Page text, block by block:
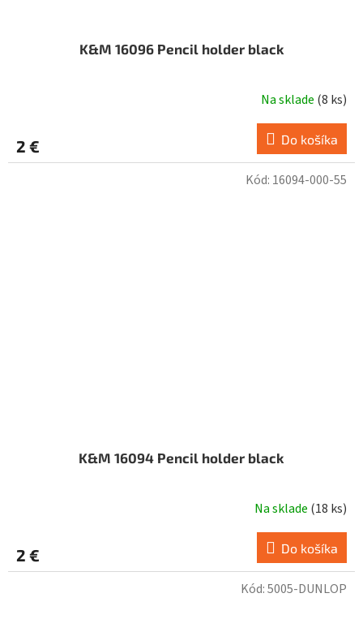
K&M 16096 Pencil holder black
Na sklade (8 ks)
2 € Do košíka
K&M 16094 Pencil holder black
Na sklade (18 ks)
2 € Do košíka
Kód: 16094-000-55
Kód:5005-DUNLOP